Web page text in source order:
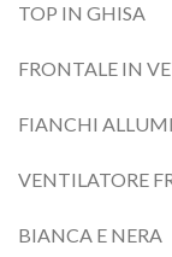
TOP IN GHISA
FRONTALE IN
FIANCHI
VENTILATORE
BIANCA E NERA